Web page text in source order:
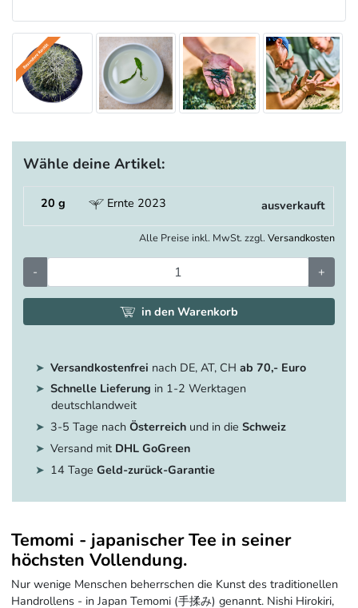
Wähle deine Artikel:
20 g Ernte 2023 ausverkauft
Alle Preise inkl. MwSt. zzgl. Versandkosten
- +
in den Warenkorb
Versandkostenfrei nach DE, AT, CH ab 70,- Euro
Schnelle Lieferung in 1-2 Werktagen
deutschlandweit
3-5 Tage nach Österreichund in die Schweiz
Versand mit DHL GoGreen
14 Tage Geld-zurück-Garantie
Temomi - japanischer Tee in seiner
höchsten Vollendung.
Nur wenige Menschen beherrschen die Kunst des traditionellen
Handrollens - in Japan Temomi (手揉み) genannt. Nishi Hirokiri,